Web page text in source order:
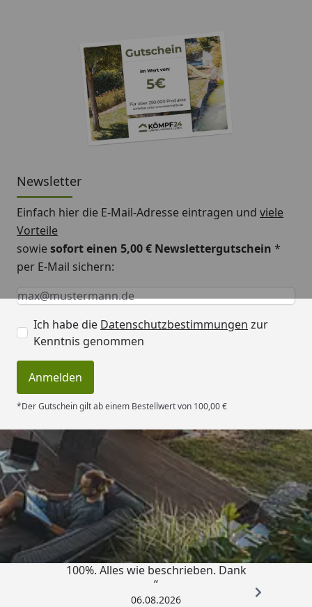
Newsletter
Einfach hier die E-Mail-Adresse eintragen und viele
Vorteile
sowiesofort einen 5,00 € Newslettergutschein *
per E-Mail sichern:
Keine Eingabe erforderlich
Eingabe erforderlich
E-Mail *
Ich habe die Datenschutzbestimmungen zur
Kenntnis genommen
Anmelden
*Der Gutschein gilt ab einem Bestellwert von 100,00 €
Trusted Shops
4,83/ 5
„Super schnell gelifert. Ware passt
100%. Alles wie beschrieben. Dank
“
06.08.2026